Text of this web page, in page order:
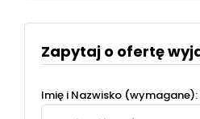
Zapytaj o ofertę
Imię i Nazwisko (wymagane):